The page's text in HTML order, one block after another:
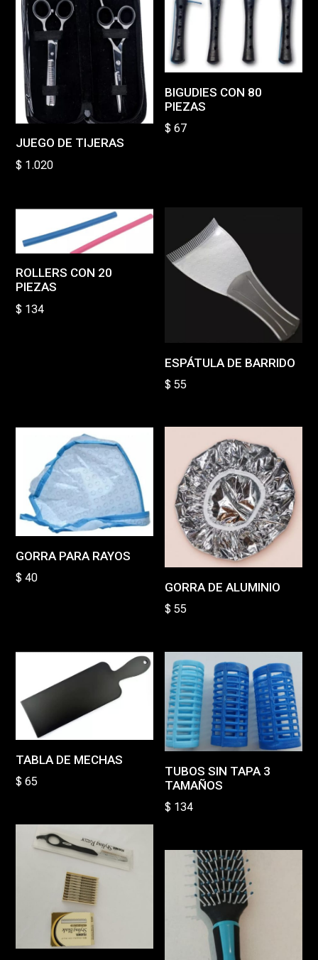
JUEGO DE TIJERAS
$ 1.020
BIGUDIES CON 80
PIEZAS
$ 67
ROLLERS CON 20
PIEZAS
$ 134
ESPÁTULA DE BARRIDO
$ 55
GORRA PARA RAYOS
$ 40
GORRA DE ALUMINIO
$ 55
TABLA DE MECHAS
$ 65
TUBOS SIN TAPA 3
TAMAÑOS
$ 134